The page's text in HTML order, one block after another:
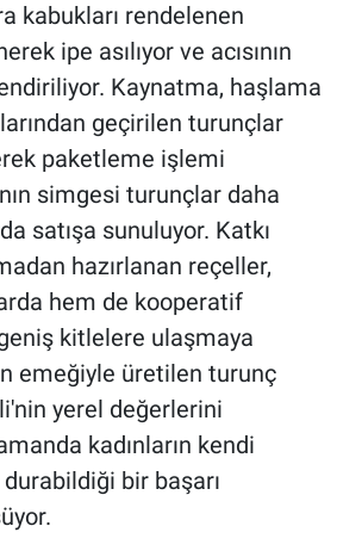
kabukları rendelenen
ipe asılıyor ve acısının
Kaynatma, haşlama
geçirilen turunçlar
paketleme işlemi
simgesi turunçlar daha
satışa sunuluyor. Katkı
hazırlanan reçeller,
hem de kooperatif
geniş kitlelere ulaşmaya
emeğiyle üretilen turunç
yerel değerlerini
kadınların kendi
bir başarı